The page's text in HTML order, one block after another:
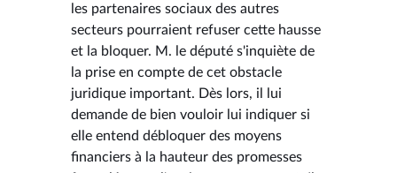
les partenaires sociaux des autres
secteurs pourraient refuser cette hausse
et la bloquer. M. le député s'inquiète de
la prise en compte de cet obstacle
juridique important. Dès lors, il lui
demande de bien vouloir lui indiquer si
elle entend débloquer des moyens
financiers à la hauteur des promesses